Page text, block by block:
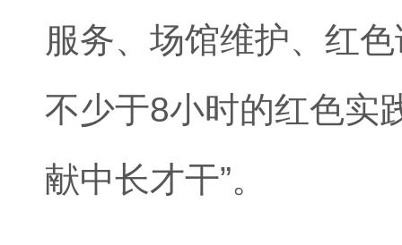
服务、场馆维护、红
不少于8小时的红色实
献中长才干”。